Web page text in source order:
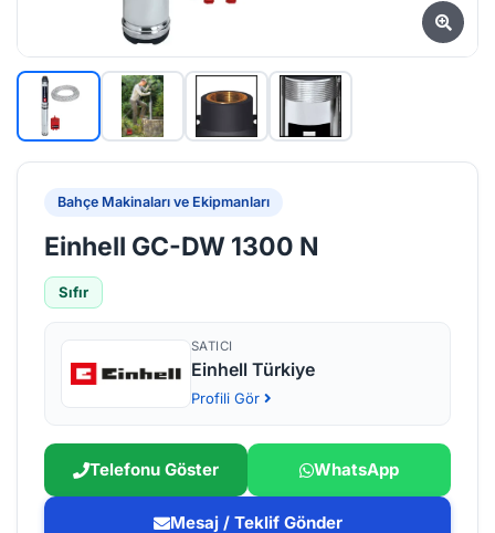
Bahçe Makinaları ve Ekipmanları
Einhell GC-DW 1300 N
Sıfır
SATICI
Einhell Türkiye
Profili Gör
Telefonu Göster WhatsApp
Mesaj / Teklif Gönder